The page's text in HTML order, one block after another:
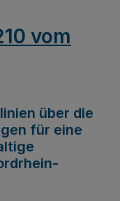
vom
über die
für eine